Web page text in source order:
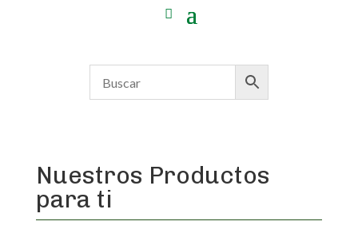
Nuestros Productos
para ti